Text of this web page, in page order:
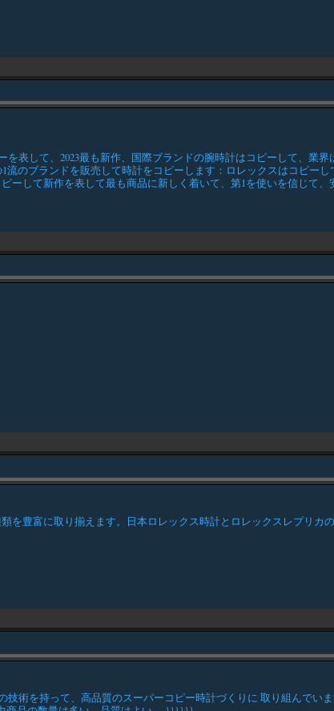
表して、2023最も新作、国際ブランドの腕時計はコピーして、業
のブランドを販売して時計をコピーします：ロレックスはコピー
して新作を表して最も商品に新しく着いて、第1を使いを信じて
豊富に取り揃えます。日本ロレックス時計とロレックスレプリカ
術を持って、高品質のスーパーコピー時計づくりに 取り組んでい